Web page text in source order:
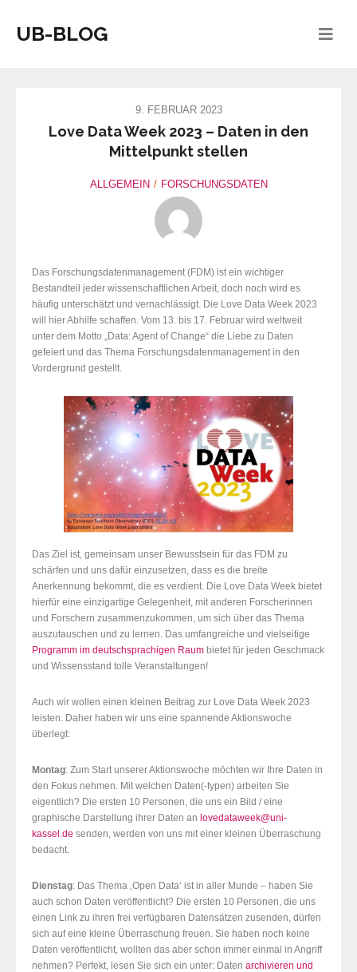
UB-BLOG
9. FEBRUAR 2023
Love Data Week 2023 – Daten in den
Mittelpunkt stellen
ALLGEMEIN FORSCHUNGSDATEN
Das Forschungsdatenmanagement (FDM) ist ein wichtiger
Bestandteil jeder wissenschaftlichen Arbeit, doch noch wird es
häufig unterschätzt und vernachlässigt. Die Love Data Week 2023
will hier Abhilfe schaffen. Vom 13. bis 17. Februar wird weltweit
unter dem Motto „Data: Agent of Change“ die Liebe zu Daten
gefeiert und das Thema Forschungsdatenmanagement in den
Vordergrund gestellt.
Das Ziel ist, gemeinsam unser Bewusstsein für das FDM zu
schärfen und uns dafür einzusetzen, dass es die breite
Anerkennung bekommt, die es verdient. Die Love Data Week bietet
hierfür eine einzigartige Gelegenheit, mit anderen Forscherinnen
und Forschern zusammenzukommen, um sich über das Thema
auszutauschen und zu lernen. Das umfangreiche und vielseitige
Programm im deutschsprachigen Raum bietet für jeden Geschmack
und Wissensstand tolle Veranstaltungen!
Auch wir wollen einen kleinen Beitrag zur Love Data Week 2023
leisten. Daher haben wir uns eine spannende Aktionswoche
überlegt:
Montag: Zum Start unserer Aktionswoche möchten wir Ihre Daten in
den Fokus nehmen. Mit welchen Daten(-typen) arbeiten Sie
eigentlich? Die ersten 10 Personen, die uns ein Bild / eine
graphische Darstellung ihrer Daten an lovedataweek@uni-
kassel.de senden, werden von uns mit einer kleinen Überraschung
bedacht.
Dienstag: Das Thema ‚Open Data‘ ist in aller Munde – haben Sie
auch schon Daten veröffentlicht? Die ersten 10 Personen, die uns
einen Link zu ihren frei verfügbaren Datensätzen zusenden, dürfen
sich auf eine kleine Überraschung freuen. Sie haben noch keine
Daten veröffentlicht, wollten das aber schon immer einmal in Angriff
nehmen? Perfekt, lesen Sie sich ein unter: Daten archivieren und